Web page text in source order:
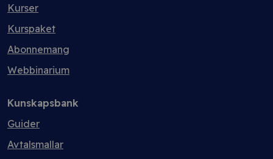
Kurser
Kurspaket
Abonnemang
Webbinarium
Kunskapsbank
Guider
Avtalsmallar